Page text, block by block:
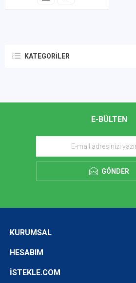
KATEGORILER
E-BÜLTEN
GÖNDER
KURUMSAL
HESABIM
İSTEKLE.COM